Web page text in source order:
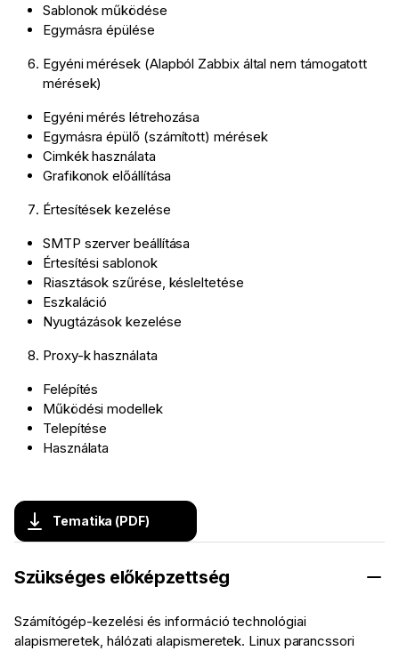
Sablonok működése
Egymásra épülése
Egyéni mérések (Alapból Zabbix által nem támogatott
mérések)
Egyéni mérés létrehozása
Egymásra épülő (számított) mérések
Cimkék használata
Grafikonok előállítása
Értesítések kezelése
SMTP szerver beállítása
Értesítési sablonok
Riasztások szűrése, késleltetése
Eszkaláció
Nyugtázások kezelése
Proxy-k használata
Felépítés
Működési modellek
Telepítése
Használata
Tematika (PDF)
Szükséges előképzettség
Számítógép-kezelési és információ technológiai
alapismeretek, hálózati alapismeretek. Linux parancssori